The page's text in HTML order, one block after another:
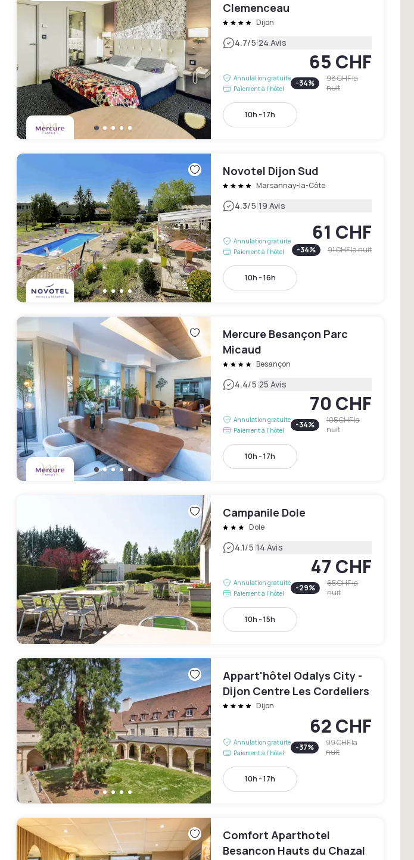
Clemenceau
Dijon
4.7/5|24 Avis
Annulation gratuite
Paiement à l'hôtel
65 CHF
-34% 98 CHFla
nuit
10h - 17h
Novotel Dijon Sud
Marsannay-la-Côte
4.3/5|19 Avis
Annulation gratuite
Paiement à l'hôtel
61 CHF
-34% 91 CHFla nuit
10h - 16h
Mercure Besançon Parc
Micaud
Besançon
4.4/5|25 Avis
Annulation gratuite
Paiement à l'hôtel
70 CHF
-34% 105 CHFla
nuit
10h - 17h
Campanile Dole
Dole
4.1/5|14 Avis
Annulation gratuite
Paiement à l'hôtel
47 CHF
-29% 65 CHFla
nuit
10h - 15h
Appart'hôtel Odalys City -
Dijon Centre Les Cordeliers
Dijon
Annulation gratuite
Paiement à l'hôtel
62 CHF
-37% 99 CHFla
nuit
10h - 17h
Comfort Aparthotel
Besancon Hauts du Chazal